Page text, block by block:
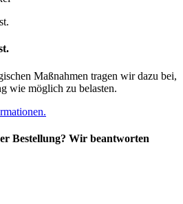
Maßnahmen tragen wir dazu bei,
wie möglich zu belasten.
Bestellung? Wir beantworten